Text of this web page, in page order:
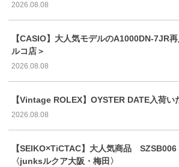
2026.08.08
【CASIO】大人気モデルのA1000DN-7JR
ルコ店＞
2026.08.08
【Vintage ROLEX】OYSTER DATE入荷い
2026.08.08
【SEIKO×TiCTAC】大人気商品 SZSB006
〈junksルクア大阪・梅田〉